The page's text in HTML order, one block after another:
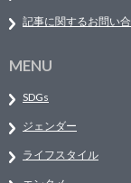
記事に関するお問い
MENU
SDGs
ジェンダー
ライフスタイル